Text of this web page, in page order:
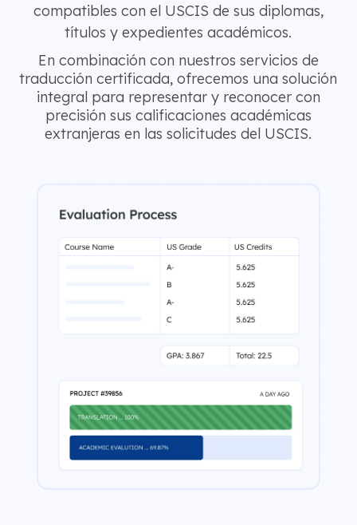
compatibles con el USCIS de sus diplomas,
títulos y expedientes académicos.
En combinación con nuestros servicios de
traducción certificada, ofrecemos una solución
integral para representar y reconocer con
precisión sus calificaciones académicas
extranjeras en las solicitudes del USCIS.